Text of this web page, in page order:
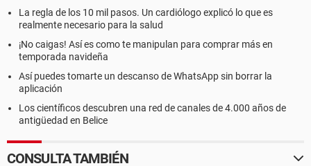
La regla de los 10 mil pasos. Un cardiólogo explicó lo que es
realmente necesario para la salud
¡No caigas! Así es como te manipulan para comprar más en
temporada navideña
Así puedes tomarte un descanso de WhatsApp sin borrar la
aplicación
Los científicos descubren una red de canales de 4.000 años de
antigüedad en Belice
CONSULTA TAMBIÉN